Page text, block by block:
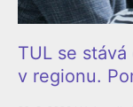
TUL se
v regionu.